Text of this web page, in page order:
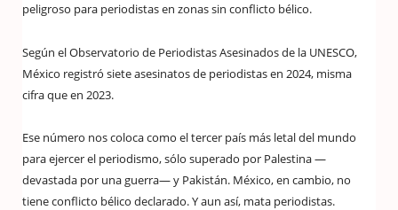
peligroso para periodistas en zonas sin conflicto bélico.
Según el Observatorio de Periodistas Asesinados de la UNESCO,
México registró siete asesinatos de periodistas en 2024, misma
cifra que en 2023.
Ese número nos coloca como el tercer país más letal del mundo
para ejercer el periodismo, sólo superado por Palestina —
devastada por una guerra— y Pakistán. México, en cambio, no
tiene conflicto bélico declarado. Y aun así, mata periodistas.